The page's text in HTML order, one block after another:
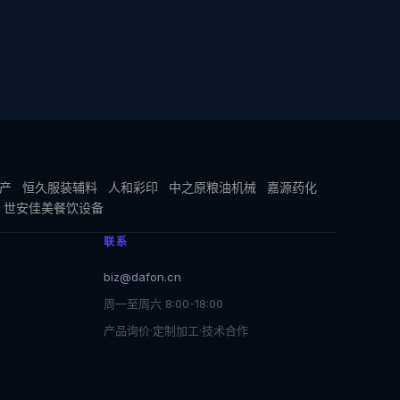
恒久服装辅料 人和彩印 中之原粮油机械
嘉源药化
世安佳美餐饮设备
联系
biz@dafon.cn
周一至周六 8:00-18:00
产品询价·定制加工·技术合作